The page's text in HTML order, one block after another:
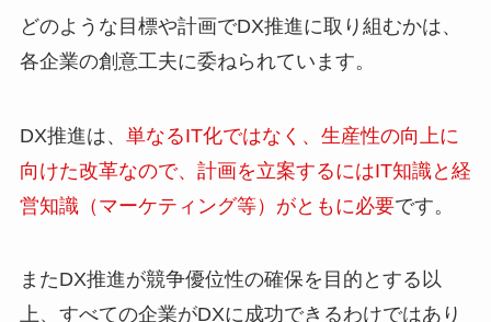
どのような目標や計画でDX推進に取り組むかは、
各企業の創意工夫に委ねられています。
DX推進は、 単なるIT化ではなく、生産性の向上に
向けた改革なので、計画を立案するにはIT知識と経
営知識（マーケティング等）がともに必要です。
またDX推進が競争優位性の確保を目的とする以
上、すべての企業がDXに成功できるわけではあり